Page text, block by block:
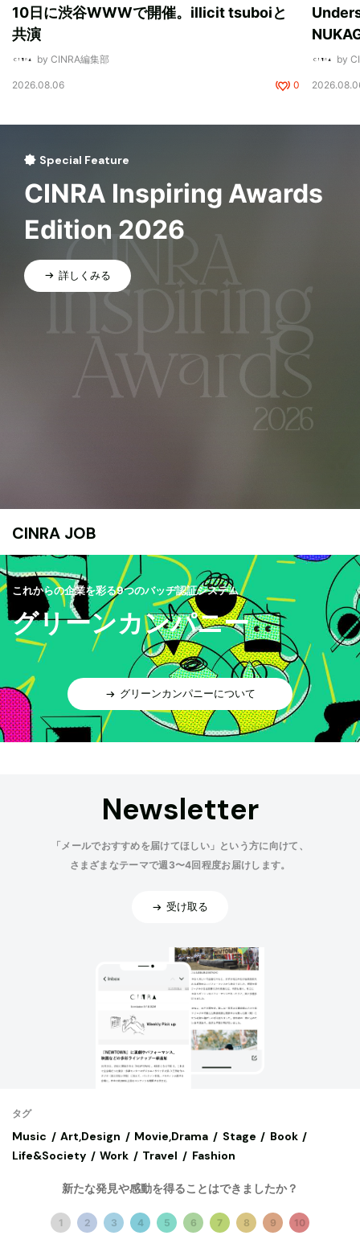
新たな発見や感動を得ることはできましたか？
1 2 3 4 5 6 7 8 9 10
10日に渋谷WWWで開催。illicit tsuboiと
共演
by CINRA編集部
2026.08.06 0
by
Special Feature
CINRA Inspiring Awards
Edition 2026
詳しくみる
CINRA JOB
これからの企業を彩る9つのバッヂ認証システム
グリーンカンパニー
グリーンカンパニーについて
Newsletter
「メールでおすすめを届けてほしい」という方に向けて、
さまざまなテーマで週3〜4回程度お届けします。
受け取る
タグ
Music Art,Design Movie,Drama Stage
Book
Life&Society
Work Travel Fashion
サブメディア
Kompass